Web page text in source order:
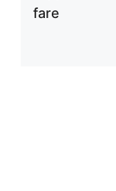
fare